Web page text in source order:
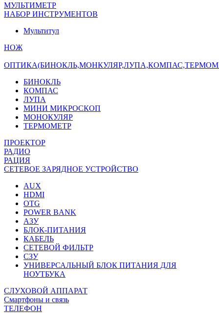
МУЛЬТИМЕТР
НАБОР ИНСТРУМЕНТОВ
Мультитул
НОЖ
БИНОКЛЬ
КОМПАС
ЛУПА
МИНИ МИКРОСКОП
МОНОКУЛЯР
ТЕРМОМЕТР
ПРОЕКТОР
РАДИО
РАЦИЯ
СЕТЕВОЕ ЗАРЯДНОЕ УСТРОЙСТВО
AUX
HDMI
OTG
POWER BANK
АЗУ
БЛОК-ПИТАНИЯ
КАБЕЛЬ
СЕТЕВОЙ ФИЛЬТР
СЗУ
УНИВЕРСАЛЬНЫЙ БЛОК ПИТАНИЯ ДЛЯ
НОУТБУКА
СЛУХОВОЙ АППАРАТ
Смартфоны и связь
ТЕЛЕФОН